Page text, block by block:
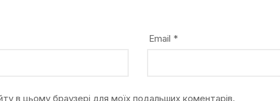
Email *
в цьому браузері для моїх подальших коментарів.